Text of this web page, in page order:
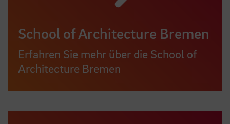
School of Architecture Bremen
Erfahren Sie mehr über die School of
Architecture Bremen